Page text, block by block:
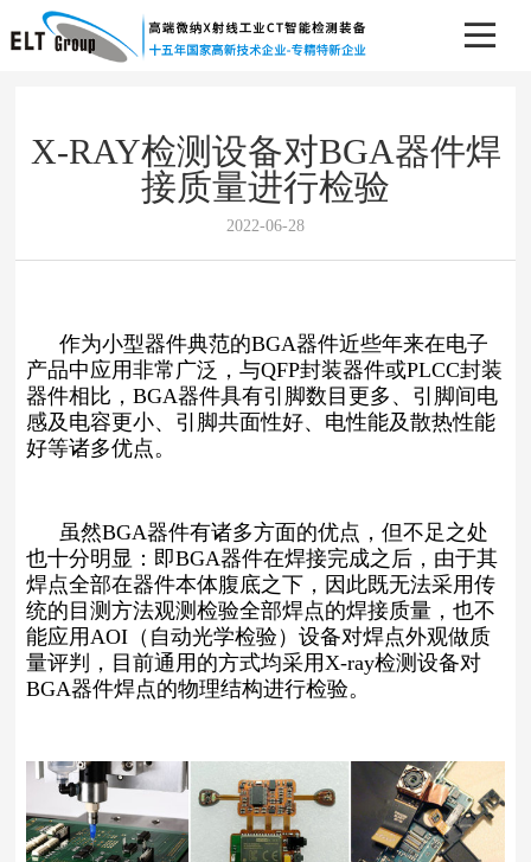
X-RAY检测设备对BGA器件焊
接质量进行检验
2022-06-28
作为小型器件典范的BGA器件近些年来在电子
产品中应用非常广泛，与QFP封装器件或PLCC封装
器件相比，BGA器件具有引脚数目更多、引脚间电
感及电容更小、引脚共面性好、电性能及散热性能
好等诸多优点。
虽然BGA器件有诸多方面的优点，但不足之处
也十分明显：即BGA器件在焊接完成之后，由于其
焊点全部在器件本体腹底之下，因此既无法采用传
统的目测方法观测检验全部焊点的焊接质量，也不
能应用AOI（自动光学检验）设备对焊点外观做质
量评判，目前通用的方式均采用X-ray检测设备对
BGA器件焊点的物理结构进行检验。